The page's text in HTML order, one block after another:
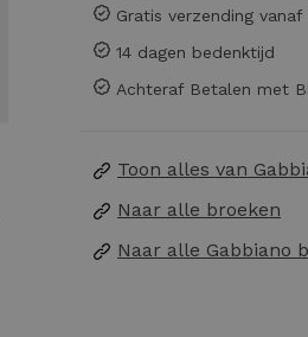
Gratis verzending
14 dagen bedenktijd
Achteraf Betalen met
Toon alles van
Naar alle broeken
Naar alle Gabbiano